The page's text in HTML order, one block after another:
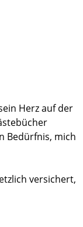
Ergebnis ist
Die Nerven
oft zitierten
da-Vinci-
Auch jetzt,
Erfahrungen
und sehr
Arbeit
der Klinik, das
gemacht hat!
OP
Herz auf der
Bedürfnis, mich
versichert,
Anstieg,
Hamburg mit